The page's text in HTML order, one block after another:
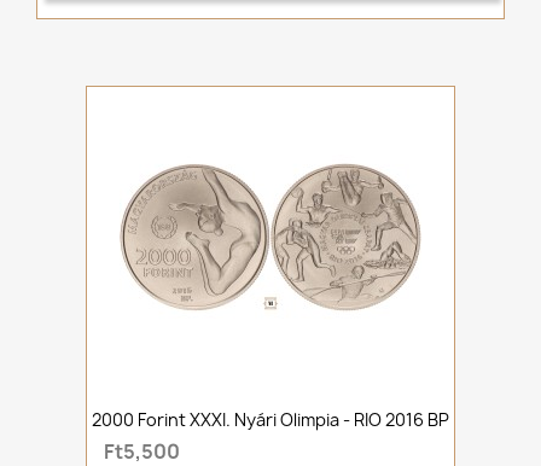
2000 Forint XXXI. Nyári Olimpia - RIO 2016 BP
Ft5,500